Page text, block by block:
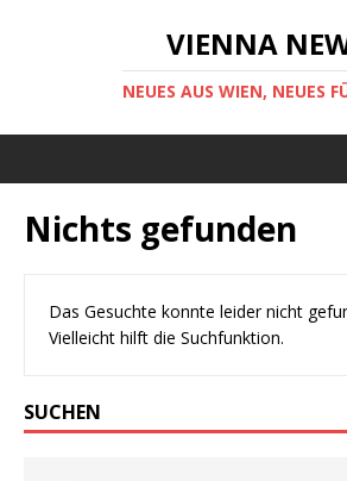
VIENNA
NEUES AUS WIEN, NEUES
Nichts gefunden
Das Gesuchte konnte leider nicht
Vielleicht hilft die Suchfunktion.
SUCHEN